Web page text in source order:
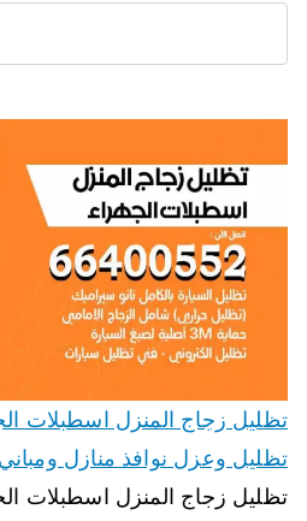
تظليل وعزل نوافذ منازل ومباني
تظليل زجاج المنزل اسطبلات